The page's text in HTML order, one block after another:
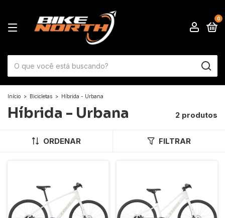
0
Início > Bicicletas > Híbrida - Urbana
Híbrida - Urbana 2 produtos
ORDENAR FILTRAR